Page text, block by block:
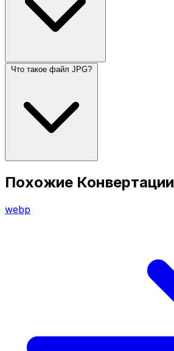
Что такое файл JPG?
Похожие Конвертации
webp